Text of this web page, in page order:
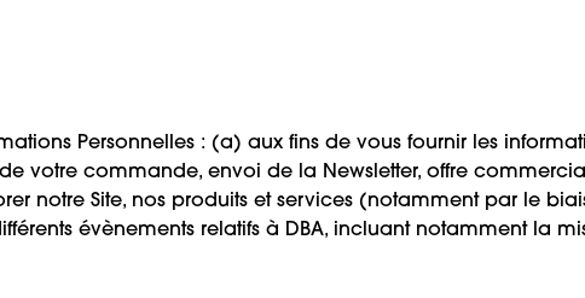
Personnelles : (a) aux fins de vous fournir les
votre commande, envoi de la Newsletter, offre
notre Site, nos produits et services (notamment par le
évènements relatifs à DBA, incluant notamment la